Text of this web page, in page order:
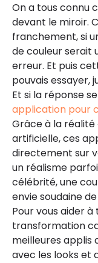
On a tous connu
devant le miroir.
franchement, si
de couleur serait
erreur. Et puis
pouvais essayer,
Et si la réponse
application pour
Grâce à la
artificielle, ces
directement sur
un réalisme
célébrité, une
envie soudaine
Pour vous aider
transformation
meilleures applis
avec les looks et